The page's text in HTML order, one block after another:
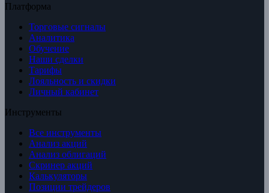
Платформа
Торговые сигналы
Аналитика
Обучение
Наши сделки
Тарифы
Лояльность и скидки
Личный кабинет
Инструменты
Все инструменты
Анализ акций
Анализ облигаций
Скринер акций
Калькуляторы
Позиции трейдеров